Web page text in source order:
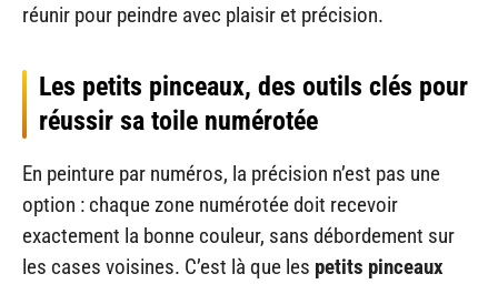
réunir pour peindre avec plaisir et précision.
Les petits pinceaux, des outils clés pour
réussir sa toile numérotée
En peinture par numéros, la précision n’est pas une
option : chaque zone numérotée doit recevoir
exactement la bonne couleur, sans débordement sur
les cases voisines. C’est là que les petits pinceaux